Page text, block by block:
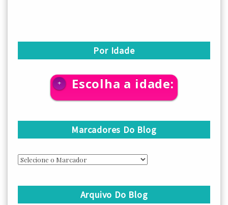
Por Idade
+ Escolha a idade:
Marcadores Do Blog
Arquivo Do Blog